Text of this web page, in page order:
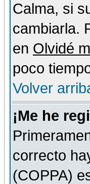
Calma, si
cambiarla.
en Olvidé
poco
Volver
¡Me he
correcto
(COPPA)